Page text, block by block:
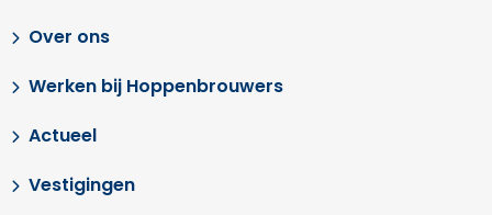
Over ons
Werken bij Hoppenbrouwers
Actueel
Vestigingen